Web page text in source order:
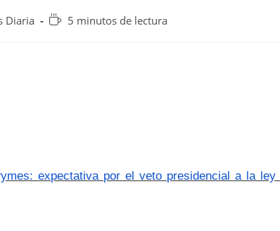
Diaria 5 minutos de lectura
expectativa por el veto presidencial a la